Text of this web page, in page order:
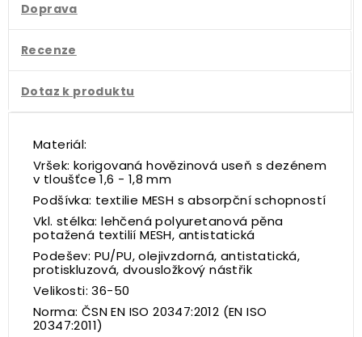
Doprava
Recenze
Dotaz k produktu
Materiál:
Vršek: korigovaná hovězinová useň s dezénem
v tloušťce 1,6 - 1,8 mm
Podšívka: textilie MESH s absorpční schopností
Vkl. stélka: lehčená polyuretanová pěna
potažená textilií MESH, antistatická
Podešev: PU/PU, olejivzdorná, antistatická,
protiskluzová, dvousložkový nástřik
Velikosti: 36-50
Norma: ČSN EN ISO 20347:2012 (EN ISO
20347:2011)